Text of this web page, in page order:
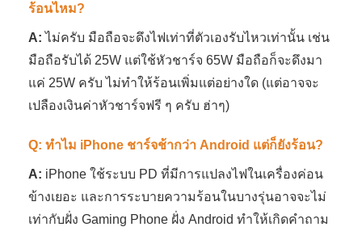
ร้อนไหม?
A: ไม่ครับ มือถือจะดึงไฟเท่าที่ตัวเองรับไหวเท่านั้น เช่น
มือถือรับได้ 25W แต่ใช้หัวชาร์จ 65W มือถือก็จะดึงมา
แค่ 25W ครับ ไม่ทำให้ร้อนเพิ่มแต่อย่างใด (แต่อาจจะ
เปลืองเงินค่าหัวชาร์จฟรี ๆ ครับ ฮ่าๆ)
Q: ทำไม iPhone ชาร์จช้ากว่า Android แต่ก็ยังร้อน?
A: iPhone ใช้ระบบ PD ที่มีการแปลงไฟในเครื่องค่อน
ข้างเยอะ และการระบายความร้อนในบางรุ่นอาจจะไม่
เท่ากับฝั่ง Gaming Phone ฝั่ง Android ทำให้เกิดคำถาม